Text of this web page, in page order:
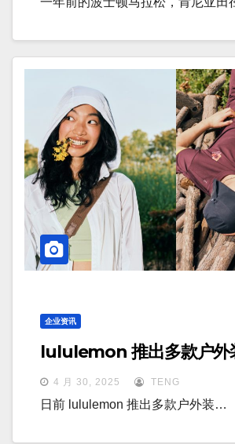
企业资讯
lululemon 推出多款户外
4 月 30, 2025 TENG
日前 lululemon 推出多款户外装…